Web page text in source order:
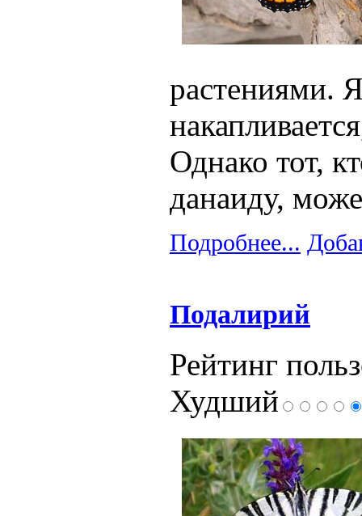
растениями.
Однако тот,
данаиду,
Подробнее...
Подалирий
Рейтинг
Худший